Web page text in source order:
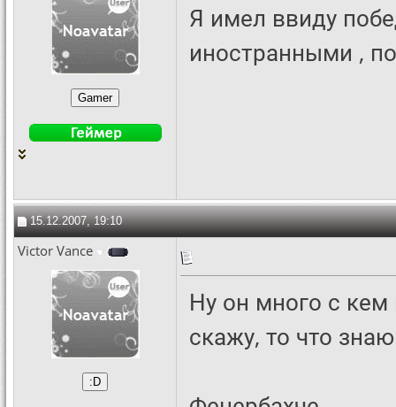
Я имел ввиду
иностранными ,
15.12.2007, 19:10
Victor Vance
Ну он много с
скажу, то что знаю